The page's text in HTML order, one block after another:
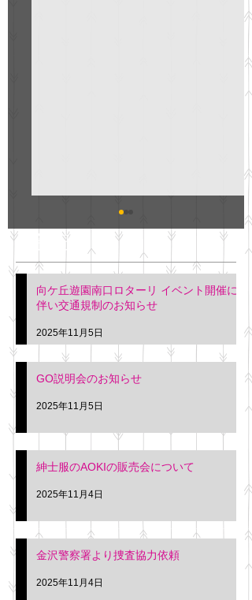
明日(11月6日)午後3時～5
階会議室にてGOの説明会
を行います。 神奈川個人
タクシー協同組合 専務 佐
久間
最新記事
向ケ丘遊園南口ロターリ イベント開催に
伴い交通規制のお知らせ
2025年11月5日
GO説明会のお知らせ
2025年11月5日
紳士服のAOKIの販売会について
2025年11月4日
金沢警察署より捜査協力依頼
2025年11月4日